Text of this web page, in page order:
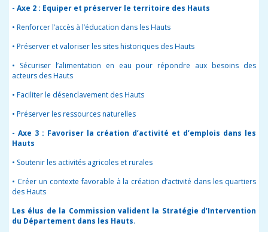
- Axe 2 : Equiper et préserver le territoire des Hauts
• Renforcer l’accès à l’éducation dans les Hauts
• Préserver et valoriser les sites historiques des Hauts
• Sécuriser l’alimentation en eau pour répondre aux besoins des
acteurs des Hauts
• Faciliter le désenclavement des Hauts
• Préserver les ressources naturelles
- Axe 3 : Favoriser la création d’activité et d’emplois dans les
Hauts
• Soutenir les activités agricoles et rurales
• Créer un contexte favorable à la création d’activité dans les quartiers
des Hauts
Les élus de la Commission valident la Stratégie d’Intervention
du Département dans les Hauts.